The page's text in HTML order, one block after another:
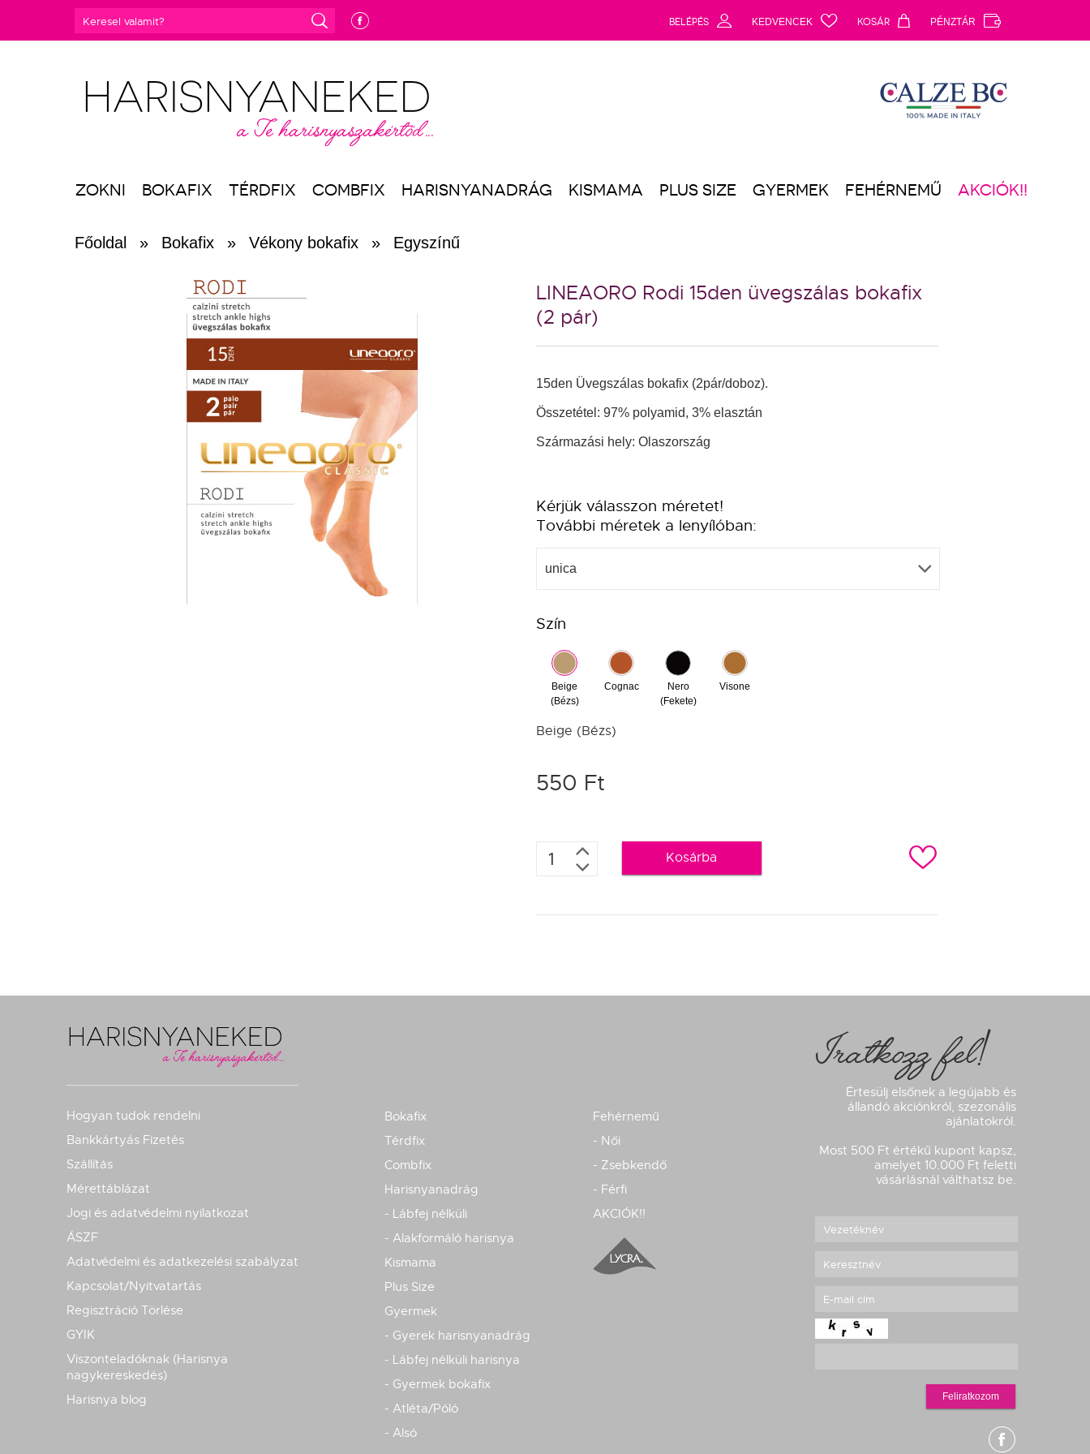
e g BELÉPÉS d KEDVENCEK c KOSÁR a PÉNZTÁR b
ZOKNI BOKAFIX TÉRDFIX COMBFIX HARISNYANADRÁG KISMAMA PLUS SIZE GYERMEK FEHÉRNEMŰ AKCIÓK!!
Főoldal » Bokafix » Vékony bokafix » Egyszínű
LINEAORO Rodi 15den üvegszálas bokafix
(2 pár)
15den Üvegszálas bokafix (2pár/doboz).
Összetétel: 97% polyamid, 3% elasztán
Származási hely: Olaszország
Kérjük válasszon méretet!
További méretek a lenyílóban:
unica
Szín
Beige
(Bézs)
Cognac
Nero
(Fekete)
Visone
Beige (Bézs)
550 Ft
Kosárba c
Hogyan tudok rendelni
Bankkártyás Fizetés
Szállítás
Mérettáblázat
Jogi és adatvédelmi nyilatkozat
ÁSZF
Adatvédelmi és adatkezelési szabályzat
Kapcsolat/Nyitvatartás
Regisztráció Törlése
GYIK
Viszonteladóknak (Harisnya
nagykereskedés)
Harisnya blog
Bokafix
Térdfix
Combfix
Harisnyanadrág
- Lábfej nélküli
- Alakformáló harisnya
Kismama
Plus Size
Gyermek
- Gyerek harisnyanadrág
- Lábfej nélküli harisnya
- Gyermek bokafix
- Atléta/Póló
- Alsó
Fehérnemű
- Női
- Zsebkendő
- Férfi
AKCIÓK!!
Iratkozz fel!
Értesülj elsőnek a legújabb és
állandó akciónkról, szezonális
ajánlatokról.
Most 500 Ft értékű kupont kapsz,
amelyet 10.000 Ft feletti
vásárlásnál válthatsz be.
Feliratkozom
g